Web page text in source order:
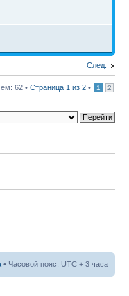
След.
62 • Страница 1 из 2 • 1 2
• Часовой пояс: UTC + 3 часа